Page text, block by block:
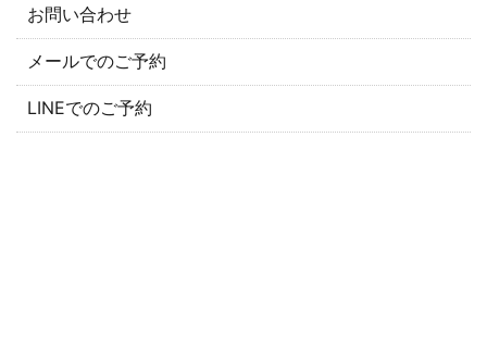
お問い合わせ
メールでのご予約
LINEでのご予約